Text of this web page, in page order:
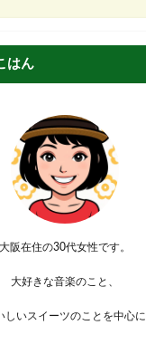
はん
大阪在住の30代女性です。
大好きな音楽のこと、
しいスイーツのことを中心に